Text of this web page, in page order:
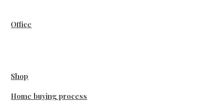
Office
Shop
Home buying process